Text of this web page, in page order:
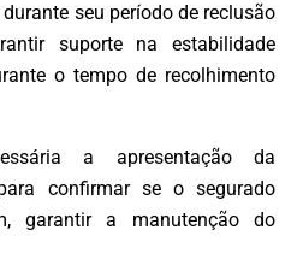
seu período de reclusão
suporte na estabilidade
o tempo de recolhimento
a apresentação da
confirmar se o segurado
garantir a manutenção do